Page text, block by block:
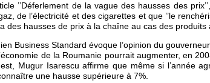
’’Déferlement de la vague des hausses des
de l’électricité et des cigarettes et que ’’le
des hausses de prix à la chaîne au cas des produits
Business Standard évoque l’opinion du
de la Roumanie pourrait augmenter, en
Mugur Isarescu affirme que même si l’année
une hausse supérieure à 7%.